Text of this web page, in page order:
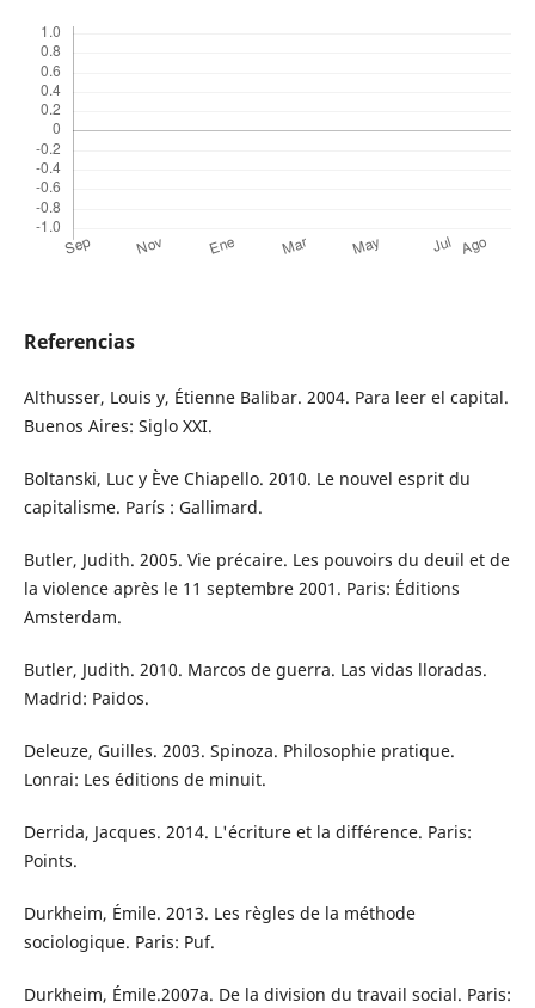
Referencias
Althusser, Louis y, Étienne Balibar. 2004. Para leer el capital.
Buenos Aires: Siglo XXI.
Boltanski, Luc y Ève Chiapello. 2010. Le nouvel esprit du
capitalisme. París : Gallimard.
Butler, Judith. 2005. Vie précaire. Les pouvoirs du deuil et de
la violence après le 11 septembre 2001. Paris: Éditions
Amsterdam.
Butler, Judith. 2010. Marcos de guerra. Las vidas lloradas.
Madrid: Paidos.
Deleuze, Guilles. 2003. Spinoza. Philosophie pratique.
Lonrai: Les éditions de minuit.
Derrida, Jacques. 2014. L'écriture et la différence. Paris:
Points.
Durkheim, Émile. 2013. Les règles de la méthode
sociologique. Paris: Puf.
Durkheim, Émile.2007a. De la division du travail social. Paris: